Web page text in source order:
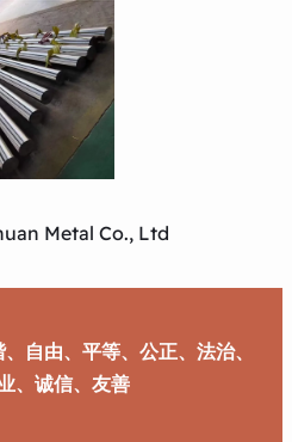
Metal Co., Ltd
自由、平等、公正、法治、
、诚信、友善